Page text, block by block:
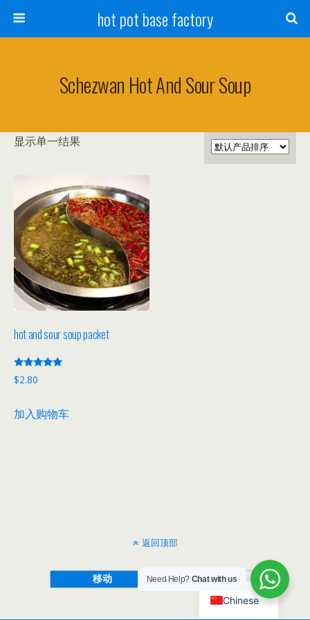
hot pot base factory
Schezwan Hot And Sour Soup
显示单一结果
hot and sour soup packet
评分
5.00
$2.80
加入购物车
返回顶部
移动 桌面
Need Help? Chat with us
Chinese